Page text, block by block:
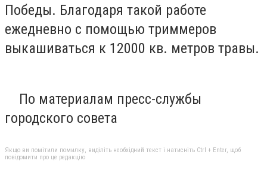
Победы. Благодаря такой работе
ежедневно с помощью триммеров
выкашиваться к 12000 кв. метров травы.
По материалам пресс-службы
городского совета
Якщо ви помітили помилку, виділіть необхідний текст і натисніть Ctrl + Enter, щоб
повідомити про це редакцію